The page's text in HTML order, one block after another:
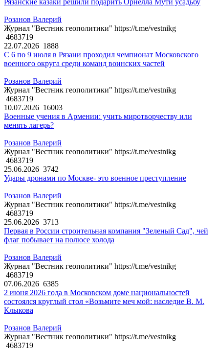
Рязанские казаки решили подарить Орнелла Мути усадьбу
Розанов Валерий
Журнал "Вестник геополитики" https://t.me/vestnikg
4683719
22.07.2026 1888
С 6 по 9 июля в Рязани проходил чемпионат Московского
военного округа среди команд воинских частей
Розанов Валерий
Журнал "Вестник геополитики" https://t.me/vestnikg
4683719
10.07.2026 16003
Военные учения в Армении: учить миротворчеству или
менять лагерь?
Розанов Валерий
Журнал "Вестник геополитики" https://t.me/vestnikg
4683719
25.06.2026 3742
Удары дронами по Москве- это военное преступление
Розанов Валерий
Журнал "Вестник геополитики" https://t.me/vestnikg
4683719
25.06.2026 3713
Первая в России строительная компания "Зеленый Сад", чей
флаг побывает на полюсе холода
Розанов Валерий
Журнал "Вестник геополитики" https://t.me/vestnikg
4683719
07.06.2026 6385
2 июня 2026 года в Московском доме национальностей
состоялся круглый стол «Возьмите меч мой: наследие В. М.
Клыкова
Розанов Валерий
Журнал "Вестник геополитики" https://t.me/vestnikg
4683719